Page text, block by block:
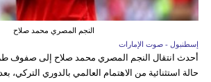
النجم المصري محمد صلاح
إسطنبول - صوت الإمارات
أحدث انتقال النجم المصري محمد صلاح إلى صفوف
حالة استثنائية من الاهتمام العالمي بالدوري التركي،